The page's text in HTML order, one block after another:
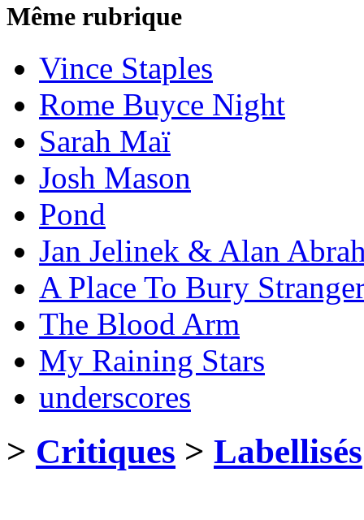
Même rubrique
Vince Staples
Rome Buyce Night
Sarah Maï
Josh Mason
Pond
Jan Jelinek & Alan
A Place To Bury
The Blood Arm
My Raining Stars
underscores
> Critiques > Labellisés